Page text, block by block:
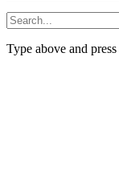
Type above and press